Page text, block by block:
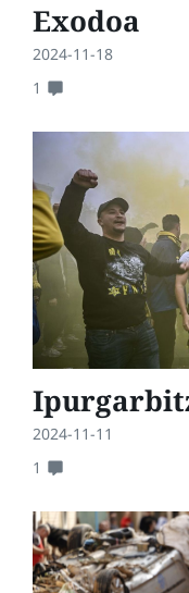
Exodoa
2024-11-18
1
2024-11-11
1